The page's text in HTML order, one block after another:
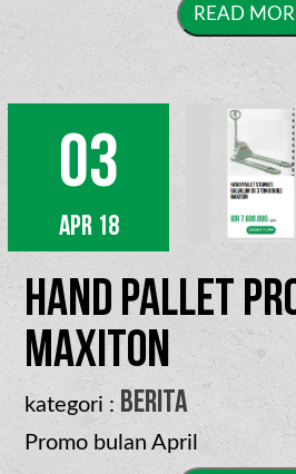
03
Apr 18
Hand Pallet
Maxiton
kategori : berita
Promo bulan April